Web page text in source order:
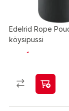
Edelrid Rope
köysipussi